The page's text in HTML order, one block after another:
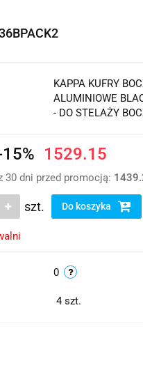
KAPPA KUFRY
ALUMINIOWE
- DO STELAŻY
1529.15
30 dni przed promocją:
szt. Do koszyka
0
4 szt.